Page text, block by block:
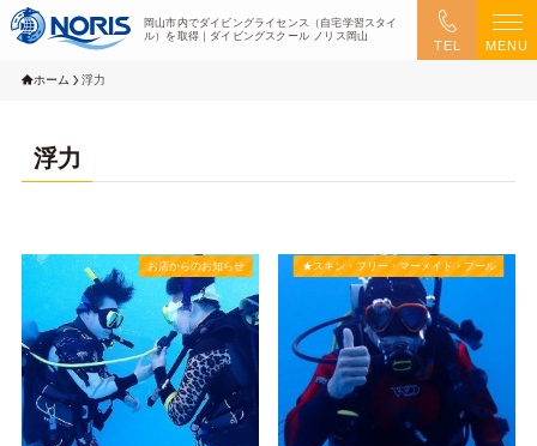
岡山市内でダイビングライセンス（自宅学習スタイ
ル）を取得｜ダイビングスクール ノリス岡山
TEL MENU
ホーム 浮力
浮力
お店からのお知らせ ★スキン・フリー・マーメイド・プール